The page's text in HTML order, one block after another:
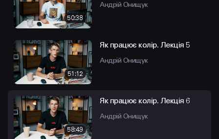
50:38
Андрій Онищук
51:12
Як працює колір. Лекція 5
Андрій Онищук
58:49
Як працює колір. Лекція 6
Андрій Онищук